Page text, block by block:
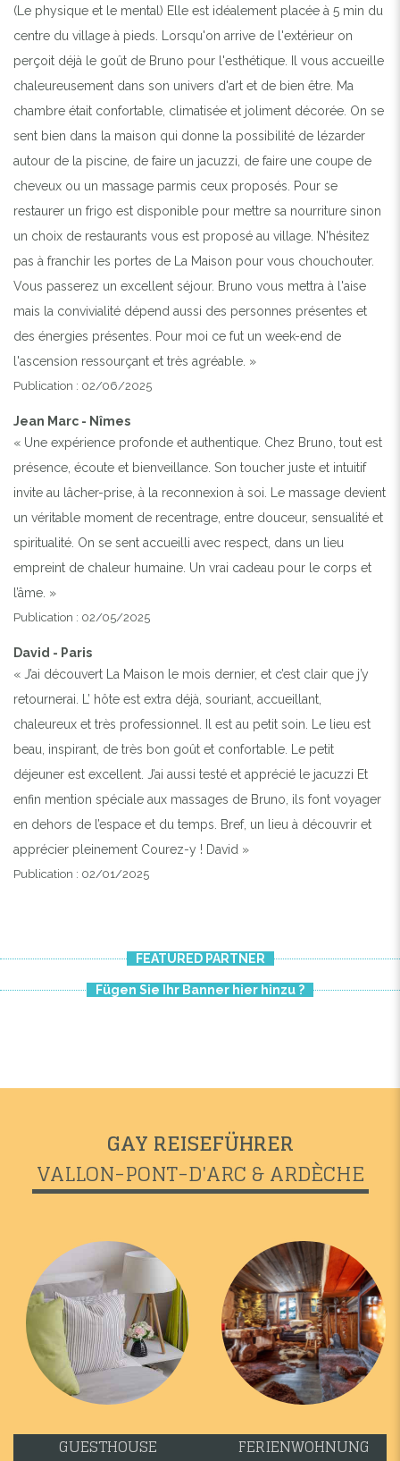
(Le physique et le mental) Elle est idéalement placée à 5 min du
centre du village à pieds. Lorsqu'on arrive de l'extérieur on
perçoit déjà le goût de Bruno pour l'esthétique. Il vous accueille
chaleureusement dans son univers d'art et de bien être. Ma
chambre était confortable, climatisée et joliment décorée. On se
sent bien dans la maison qui donne la possibilité de lézarder
autour de la piscine, de faire un jacuzzi, de faire une coupe de
cheveux ou un massage parmis ceux proposés. Pour se
restaurer un frigo est disponible pour mettre sa nourriture sinon
un choix de restaurants vous est proposé au village. N'hésitez
pas à franchir les portes de La Maison pour vous chouchouter.
Vous passerez un excellent séjour. Bruno vous mettra à l'aise
mais la convivialité dépend aussi des personnes présentes et
des énergies présentes. Pour moi ce fut un week-end de
l'ascension ressourçant et très agréable. »
Publication : 02/06/2025
Jean Marc - Nîmes
« Une expérience profonde et authentique. Chez Bruno, tout est
présence, écoute et bienveillance. Son toucher juste et intuitif
invite au lâcher-prise, à la reconnexion à soi. Le massage devient
un véritable moment de recentrage, entre douceur, sensualité et
spiritualité. On se sent accueilli avec respect, dans un lieu
empreint de chaleur humaine. Un vrai cadeau pour le corps et
l’âme. »
Publication : 02/05/2025
David - Paris
« J’ai découvert La Maison le mois dernier, et c’est clair que j’y
retournerai. L’ hôte est extra déjà, souriant, accueillant,
chaleureux et très professionnel. Il est au petit soin. Le lieu est
beau, inspirant, de très bon goût et confortable. Le petit
déjeuner est excellent. J’ai aussi testé et apprécié le jacuzzi Et
enfin mention spéciale aux massages de Bruno, ils font voyager
en dehors de l’espace et du temps. Bref, un lieu à découvrir et
apprécier pleinement Courez-y ! David »
Publication : 02/01/2025
FEATURED PARTNER
Fügen Sie Ihr Banner hier hinzu ?
GAY REISEFÜHRER
VALLON-PONT-D'ARC & ARDÈCHE
GUESTHOUSE FERIENWOHNUNG